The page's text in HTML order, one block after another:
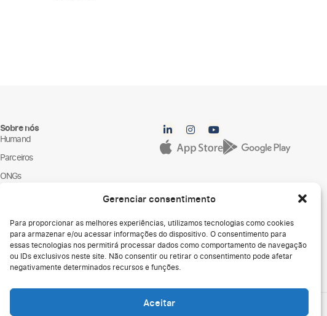
Gerenciar consentimento
Para proporcionar as melhores experiências, utilizamos tecnologias como cookies
para armazenar e/ou acessar informações do dispositivo. O consentimento para
essas tecnologias nos permitirá processar dados como comportamento de navegação
ou IDs exclusivos neste site. Não consentir ou retirar o consentimento pode afetar
negativamente determinados recursos e funções.
Aceitar
Sobre nós
Humand
Parceiros
ONGs